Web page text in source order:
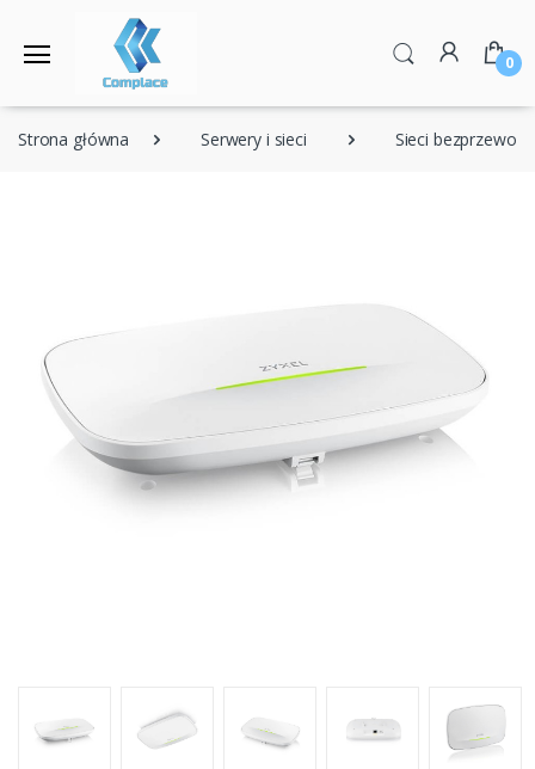
0
Strona główna Serwery i sieci Sieci